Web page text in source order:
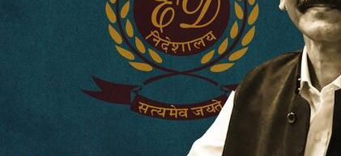
కొవిడ్ కాలంలో ఫీల్డ్ ఆస్పత్రుల కేటాయింపులో
ఈ జాబితాలో ఐఏఎస్ అధికారి సంజయ్ జైస్వాల్ సహా
రాజకీయంగా ప్రకంపణలు సృష్టిస్తోంది.